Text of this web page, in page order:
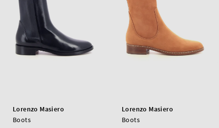
Lorenzo Masiero
Boots
Lorenzo Masiero
Boots